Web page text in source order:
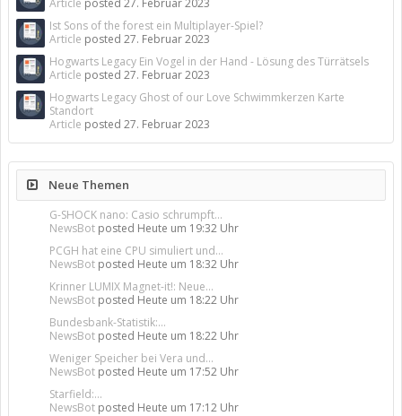
Article posted 27. Februar 2023
Ist Sons of the forest ein Multiplayer-Spiel?
Article posted 27. Februar 2023
Hogwarts Legacy Ein Vogel in der Hand - Lösung des Türrätsels
Article posted 27. Februar 2023
Hogwarts Legacy Ghost of our Love Schwimmkerzen Karte
Standort
Article posted 27. Februar 2023
Neue Themen
G-SHOCK nano: Casio schrumpft...
NewsBot posted Heute um 19:32 Uhr
PCGH hat eine CPU simuliert und...
NewsBot posted Heute um 18:32 Uhr
Krinner LUMIX Magnet-it!: Neue...
NewsBot posted Heute um 18:22 Uhr
Bundesbank-Statistik:...
NewsBot posted Heute um 18:22 Uhr
Weniger Speicher bei Vera und...
NewsBot posted Heute um 17:52 Uhr
Starfield:...
NewsBot posted Heute um 17:12 Uhr